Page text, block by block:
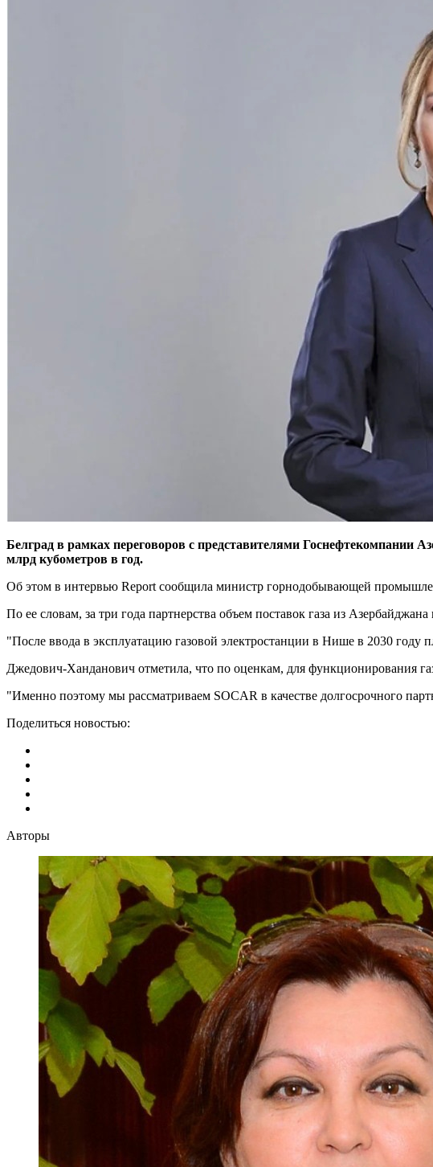
Белград в рамках переговоров с представителями Госнефтекомпании
млрд кубометров в год.
Об этом в интервью Report сообщила министр горнодобывающей
По ее словам, за три года партнерства объем поставок газа из
"После ввода в эксплуатацию газовой электростанции в Нише в 2030 году
Джедович-Ханданович отметила, что по оценкам, для функционирования
"Именно поэтому мы рассматриваем SOCAR в качестве долгосрочного
Поделиться новостью:
Авторы